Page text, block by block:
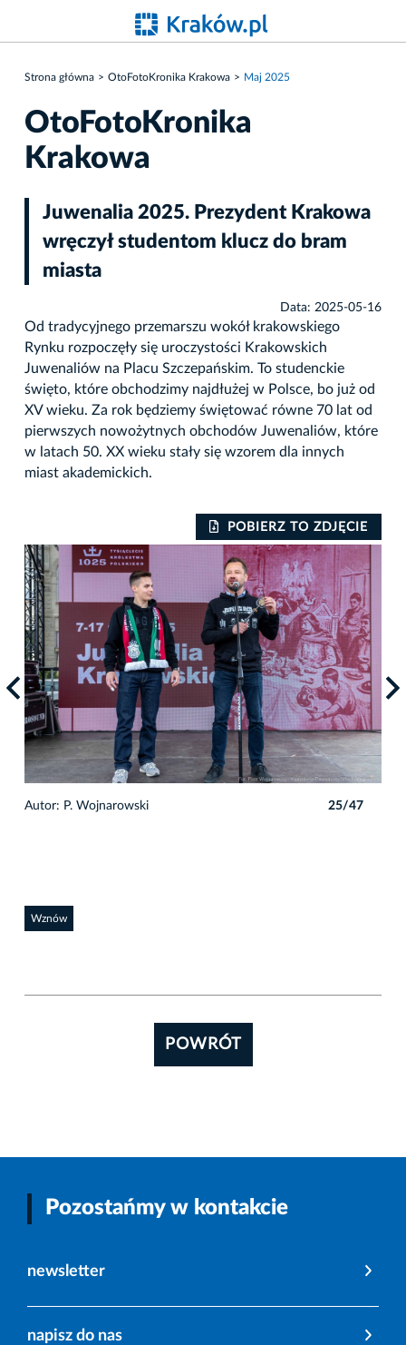
Strona główna OtoFotoKronika Krakowa Maj 2025
OtoFotoKronika
Krakowa
Juwenalia 2025. Prezydent Krakowa
wręczył studentom klucz do bram
miasta
Data: 2025-05-16
Od tradycyjnego przemarszu wokół krakowskiego
Rynku rozpoczęły się uroczystości Krakowskich
Juwenaliów na Placu Szczepańskim. To studenckie
święto, które obchodzimy najdłużej w Polsce, bo już od
XV wieku. Za rok będziemy świętować równe 70 lat od
pierwszych nowożytnych obchodów Juwenaliów, które
w latach 50. XX wieku stały się wzorem dla innych
miast akademickich.
POBIERZ TO ZDJĘCIE
Autor: P. Wojnarowski 25/47
Wznów
POWRÓT
Pozostańmy w kontakcie
newsletter
napisz do nas